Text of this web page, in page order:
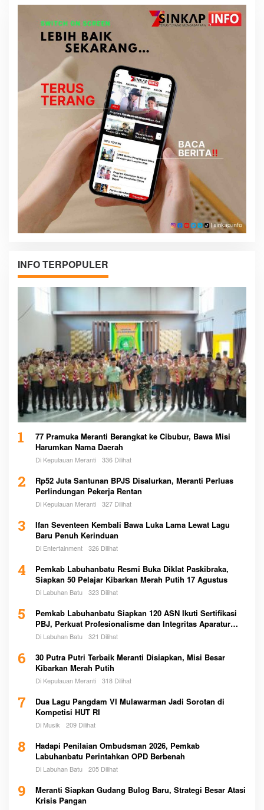
INFO TERPOPULER
1
77 Pramuka Meranti Berangkat ke Cibubur, Bawa Misi
Harumkan Nama Daerah
Di Kepulauan Meranti 336 Dilihat
2
Rp52 Juta Santunan BPJS Disalurkan, Meranti Perluas
Perlindungan Pekerja Rentan
Di Kepulauan Meranti 327 Dilihat
3
Ifan Seventeen Kembali Bawa Luka Lama Lewat Lagu
Baru Penuh Kerinduan
Di Entertainment 326 Dilihat
4
Pemkab Labuhanbatu Resmi Buka Diklat Paskibraka,
Siapkan 50 Pelajar Kibarkan Merah Putih 17 Agustus
Di Labuhan Batu 323 Dilihat
5
Pemkab Labuhanbatu Siapkan 120 ASN Ikuti Sertifikasi
PBJ, Perkuat Profesionalisme dan Integritas Aparatur
Pemerintah
Di Labuhan Batu 321 Dilihat
6
30 Putra Putri Terbaik Meranti Disiapkan, Misi Besar
Kibarkan Merah Putih
Di Kepulauan Meranti 318 Dilihat
7
Dua Lagu Pangdam VI Mulawarman Jadi Sorotan di
Kompetisi HUT RI
Di Musik 209 Dilihat
8
Hadapi Penilaian Ombudsman 2026, Pemkab
Labuhanbatu Perintahkan OPD Berbenah
Di Labuhan Batu 205 Dilihat
9
Meranti Siapkan Gudang Bulog Baru, Strategi Besar Atasi
Krisis Pangan